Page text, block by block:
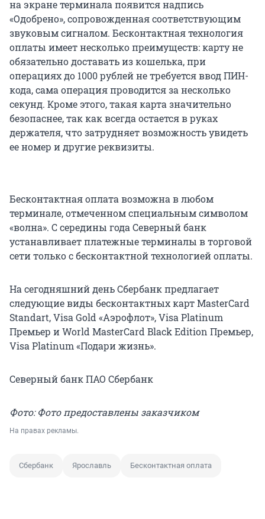
на экране терминала появится надпись
«Одобрено», сопровожденная соответствующим
звуковым сигналом. Бесконтактная технология
оплаты имеет несколько преимуществ: карту не
обязательно доставать из кошелька, при
операциях до 1000 рублей не требуется ввод ПИН-
кода, сама операция проводится за несколько
секунд. Кроме этого, такая карта значительно
безопаснее, так как всегда остается в руках
держателя, что затрудняет возможность увидеть
ее номер и другие реквизиты.
Бесконтактная оплата возможна в любом
терминале, отмеченном специальным символом
«волна». С середины года Северный банк
устанавливает платежные терминалы в торговой
сети только с бесконтактной технологией оплаты.
На сегодняшний день Сбербанк предлагает
следующие виды бесконтактных карт MasterCard
Standart, Visa Gold «Аэрофлот», Visa Platinum
Премьер и World MasterCard Black Edition Премьер,
Visa Platinum «Подари жизнь».
Северный банк ПАО Сбербанк
Фото: Фото предоставлены заказчиком
На правах рекламы.
Сбербанк Ярославль Бесконтактная оплата